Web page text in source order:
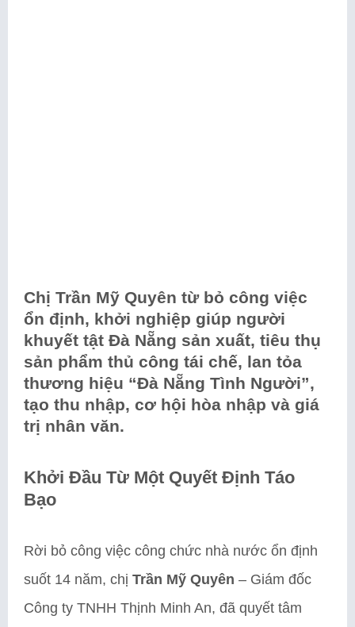
Chị Trần Mỹ Quyên từ bỏ công việc
ổn định, khởi nghiệp giúp người
khuyết tật Đà Nẵng sản xuất, tiêu thụ
sản phẩm thủ công tái chế, lan tỏa
thương hiệu “Đà Nẵng Tình Người”,
tạo thu nhập, cơ hội hòa nhập và giá
trị nhân văn.
Khởi Đầu Từ Một Quyết Định Táo
Bạo
Rời bỏ công việc công chức nhà nước ổn định
suốt 14 năm, chị Trần Mỹ Quyên – Giám đốc
Công ty TNHH Thịnh Minh An, đã quyết tâm